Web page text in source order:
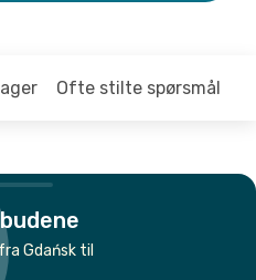
Ofte stilte spørsmål
Gdańsk til